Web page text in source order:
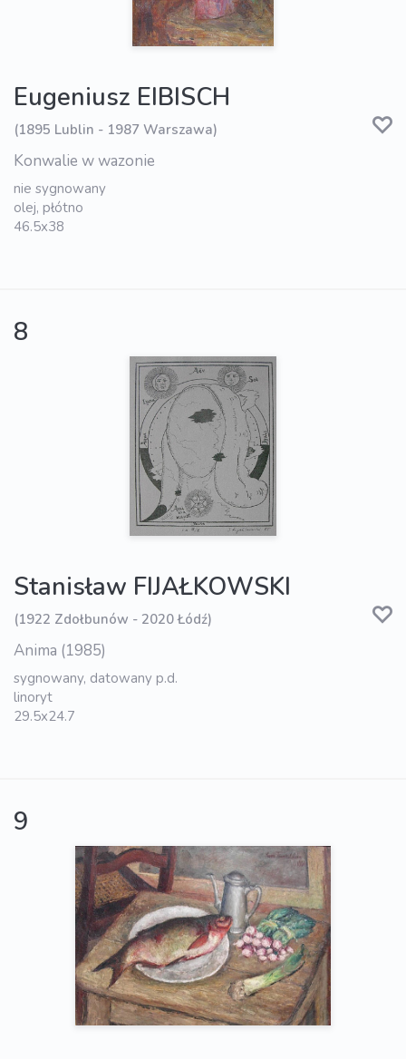
Eugeniusz EIBISCH
(1895 Lublin - 1987 Warszawa)
Konwalie w wazonie
nie sygnowany
olej, płótno
46.5x38
8
Stanisław FIJAŁKOWSKI
(1922 Zdołbunów - 2020 Łódź)
Anima (1985)
sygnowany, datowany p.d.
linoryt
29.5x24.7
9